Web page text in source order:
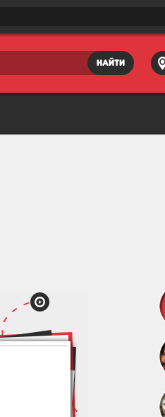
найти